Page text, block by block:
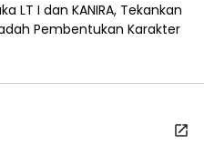
LT I dan KANIRA, Tekankan
Pembentukan Karakter